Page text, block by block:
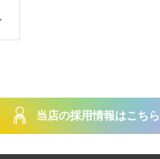
当店の採用情報はこちら